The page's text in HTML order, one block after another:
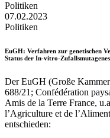
Politiken
07.02.2023
Politiken
EuGH: Verfahren zur genetischen
Status der In-vitro-
Der EuGH (Große
688/21; Confédération
Amis de la Terre France,
l’Agriculture et de
entschieden: